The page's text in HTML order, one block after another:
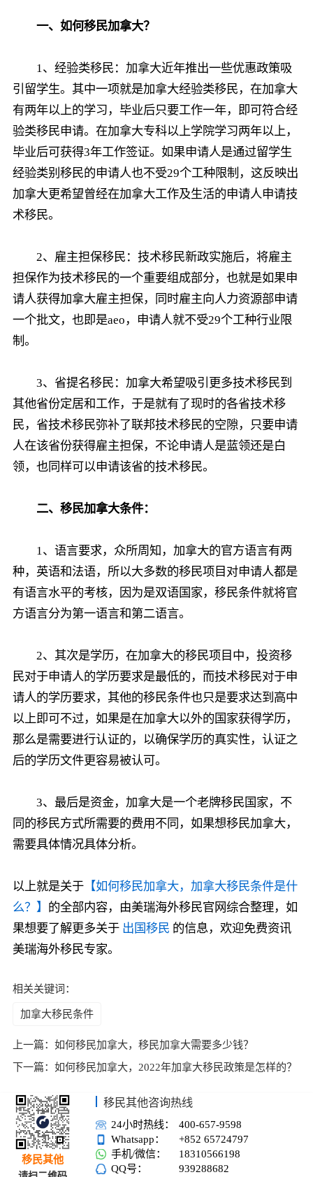
一、如何移民加拿大？
1、经验类移民：加拿大近年推出一些优惠政策吸
引留学生。其中一项就是加拿大经验类移民，在加拿大
有两年以上的学习，毕业后只要工作一年，即可符合经
验类移民申请。在加拿大专科以上学院学习两年以上，
毕业后可获得3年工作签证。如果申请人是通过留学生
经验类别移民的申请人也不受29个工种限制，这反映出
加拿大更希望曾经在加拿大工作及生活的申请人申请技
术移民。
2、雇主担保移民：技术移民新政实施后，将雇主
担保作为技术移民的一个重要组成部分，也就是如果申
请人获得加拿大雇主担保，同时雇主向人力资源部申请
一个批文，也即是aeo，申请人就不受29个工种行业限
制。
3、省提名移民：加拿大希望吸引更多技术移民到
其他省份定居和工作，于是就有了现时的各省技术移
民，省技术移民弥补了联邦技术移民的空隙，只要申请
人在该省份获得雇主担保，不论申请人是蓝领还是白
领，也同样可以申请该省的技术移民。
二、移民加拿大条件：
1、语言要求，众所周知，加拿大的官方语言有两
种，英语和法语，所以大多数的移民项目对申请人都是
有语言水平的考核，因为是双语国家，移民条件就将官
方语言分为第一语言和第二语言。
2、其次是学历，在加拿大的移民项目中，投资移
民对于申请人的学历要求是最低的，而技术移民对于申
请人的学历要求，其他的移民条件也只是要求达到高中
以上即可不过，如果是在加拿大以外的国家获得学历，
那么是需要进行认证的，以确保学历的真实性，认证之
后的学历文件更容易被认可。
3、最后是资金，加拿大是一个老牌移民国家，不
同的移民方式所需要的费用不同，如果想移民加拿大，
需要具体情况具体分析。
以上就是关于【如何移民加拿大，加拿大移民条件是什
么？】
的全部内容，由美瑞海外移民官网综合整理，如
果想要了解更多关于 出国移民 的信息，欢迎免费资讯
美瑞海外移民专家。
相关关键词：
加拿大移民条件
上一篇： 如何移民加拿大，移民加拿大需要多少钱？
下一篇： 如何移民加拿大，2022年加拿大移民政策是怎样的？
移民其他
移民其他咨询热线
24小时热线：
400-657-9598
Whatsapp：
+852 65724797
手机/微信：
18310566198
QQ号：
939288682